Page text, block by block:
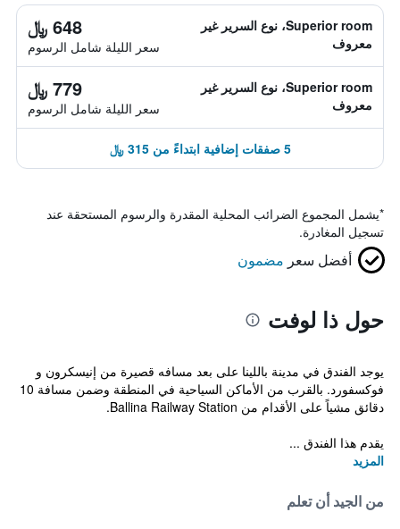
Superior room، نوع السرير غير
معروف
648 ﷼
سعر الليلة شامل الرسوم
Superior room، نوع السرير غير
معروف
779 ﷼
سعر الليلة شامل الرسوم
5 صفقات إضافية ابتداءً من 315 ﷼
*يشمل المجموع الضرائب المحلية المقدرة والرسوم المستحقة عند
تسجيل المغادرة.
أفضل سعر مضمون
حول ذا لوفت
يوجد الفندق في مدينة باللينا على بعد مسافه قصيرة من إنيسكرون و
فوكسفورد. بالقرب من الأماكن السياحية في المنطقة وضمن مسافة 10
دقائق مشياً على الأقدام من Ballina Railway Station.
يقدم هذا الفندق ...
المزيد
من الجيد أن تعلم